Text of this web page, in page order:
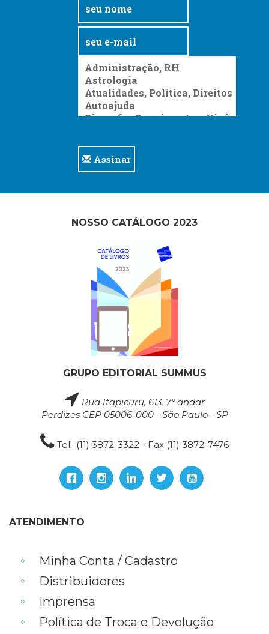
Assinar
NOSSO CATÁLOGO 2023
GRUPO EDITORIAL SUMMUS
Rua Itapicuru, 613, 7° andar
Perdizes CEP 05006-000 - São Paulo - SP
Tel.: (11) 3872-3322 - Fax (11) 3872-7476
ATENDIMENTO
Minha Conta / Cadastro
Distribuidores
Imprensa
Política de Troca e Devolução